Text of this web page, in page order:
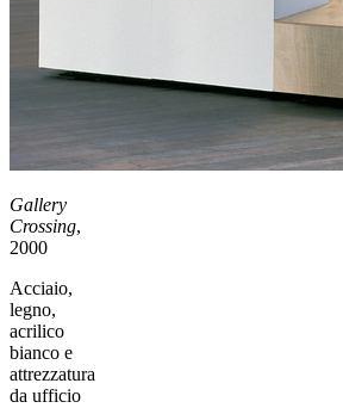
Gallery
Crossing,
2000
Acciaio,
legno,
acrilico
bianco e
attrezzatura
da ufficio